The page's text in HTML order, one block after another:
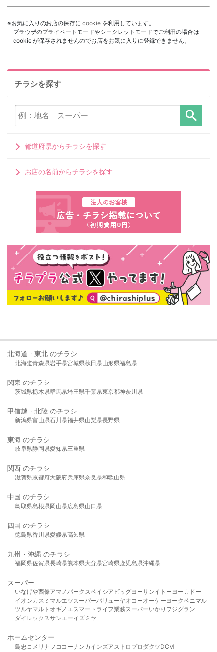
※お気に入りのお店の保存に cookie を利用しています。
ブラウザのプライベートモードやシークレットモードでご利用の場合は
cookie が保存されませんのでお店をお気に入りに登録できません。
チラシを探す
都道府県からチラシを探す
お店の名前からチラシを探す
北海道・東北 のチラシ
北海道青森県岩手県宮城県秋田県山形県福島県
関東 のチラシ
茨城県栃木県群馬県埼玉県千葉県東京都神奈川県
甲信越・北陸 のチラシ
新潟県富山県石川県福井県山梨県長野県
東海 のチラシ
岐阜県静岡県愛知県三重県
関西 のチラシ
滋賀県京都府大阪府兵庫県奈良県和歌山県
中国 のチラシ
鳥取県島根県岡山県広島県山口県
四国 のチラシ
徳島県香川県愛媛県高知県
九州・沖縄 のチラシ
福岡県佐賀県長崎県熊本県大分県宮崎県鹿児島県沖縄県
スーパー
いなげや西條アマノパークスベイシア ビッグヨーサンイトーヨーカドー
イオンカスミ マルエツスーパーバリューヤオコーオーケー ヨークベニマル
ツルヤマルト オギノ エスマート ライフ業務スーパーいかり フジグラン
ダイレックスサンエーイズミヤ
ホームセンター
島忠 コメリ ナフコ コーナンカインズアストロプロダクツDCM